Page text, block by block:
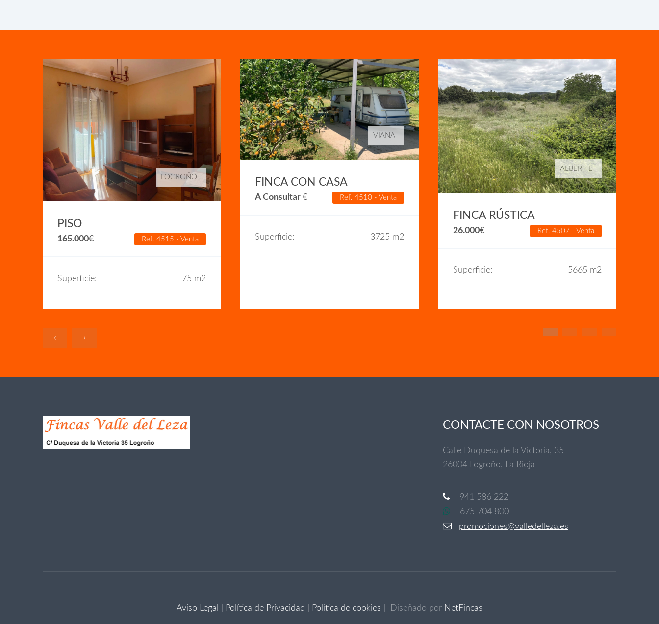
LOGROÑO
PISO
165.000€ Ref. 4515 - Venta
Superficie: 75 m2
VIANA
FINCA CON CASA
A Consultar€ Ref. 4510 - Venta
Superficie: 3725 m2
ALBERITE
FINCA RÚSTICA
26.000€ Ref. 4507 - Venta
Superficie: 5665 m2
‹ ›
CONTACTE CON NOSOTROS
Calle Duquesa de la Victoria, 35
26004 Logroño, La Rioja
941 586 222
675 704 800
promociones@valledelleza.es
Aviso Legal Política de Privacidad Política de cookies | Diseñado por NetFincas